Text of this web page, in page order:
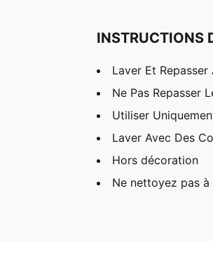
INSTRUCTIONS
Laver Et Repasser
Ne Pas Repasser
Utiliser
Laver Avec Des
Hors décoration
Ne nettoyez pas à